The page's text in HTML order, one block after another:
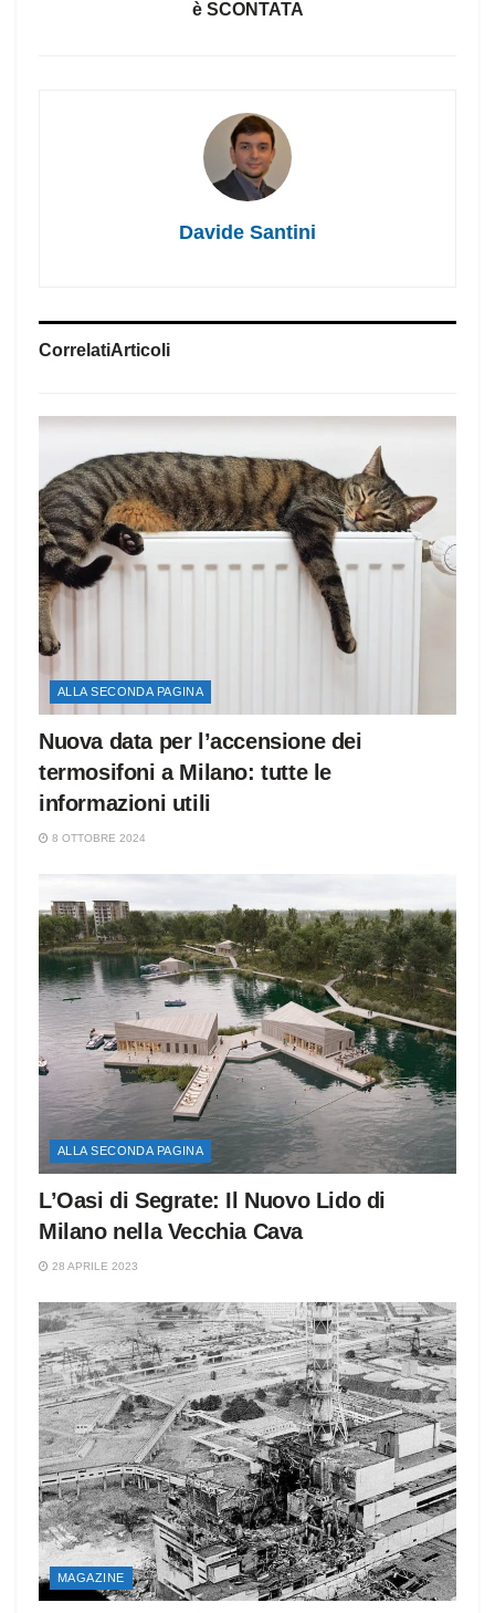
è SCONTATA
Davide Santini
CorrelatiArticoli
ALLA SECONDA PAGINA
Nuova data per l’accensione dei
termosifoni a Milano: tutte le
informazioni utili
8 OTTOBRE 2024
ALLA SECONDA PAGINA
L’Oasi di Segrate: Il Nuovo Lido di
Milano nella Vecchia Cava
28 APRILE 2023
MAGAZINE